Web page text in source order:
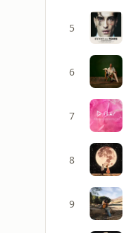
5
6
7
8
9